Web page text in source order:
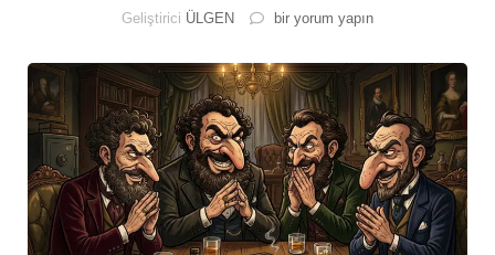
Geliştirici ÜLGEN
Yahudiler,
1:
Dünya
Ekonomisindeki
Yerlerine
Ufak
Bir
Bakış
için
bir yorum yapın